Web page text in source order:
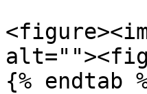
{% endtab